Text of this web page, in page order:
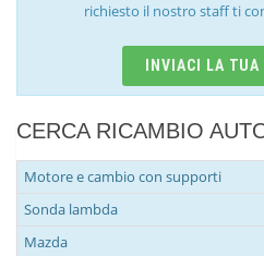
richiesto il nostro staff ti
INVIACI LA
CERCA RICAMBIO
Motore e cambio con supporti
Sonda lambda
Mazda